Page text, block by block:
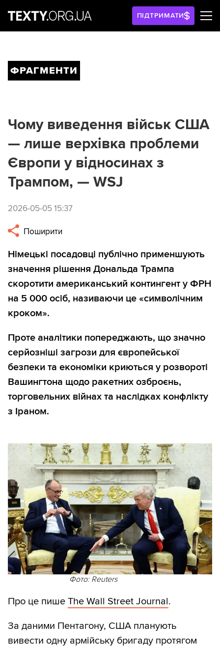
ПІДТРИМАТИ
ФРАГМЕНТИ
Чому виведення військ США
— лише верхівка проблеми
Європи у відносинах з
Трампом, — WSJ
2026-05-05 15:37
Поширити
Німецькі посадовці публічно применшують
значення рішення Дональда Трампа
скоротити американський контингент у ФРН
на 5 000 осіб, називаючи це «символічним
кроком».
Проте аналітики попереджають, що значно
серйозніші загрози для європейської
безпеки та економіки криються у розвороті
Вашингтона щодо ракетних озброєнь,
торговельних війнах та наслідках конфлікту
з Іраном.
Фото: Reuters
Про це пише The Wall Street Journal.
За даними Пентагону, США планують
вивести одну армійську бригаду протягом